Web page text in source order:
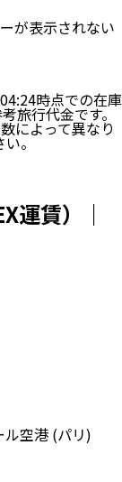
が表示されない
時点での在庫
旅行代金です。
によって異なり
い。
運賃）｜
ル空港 (パリ)